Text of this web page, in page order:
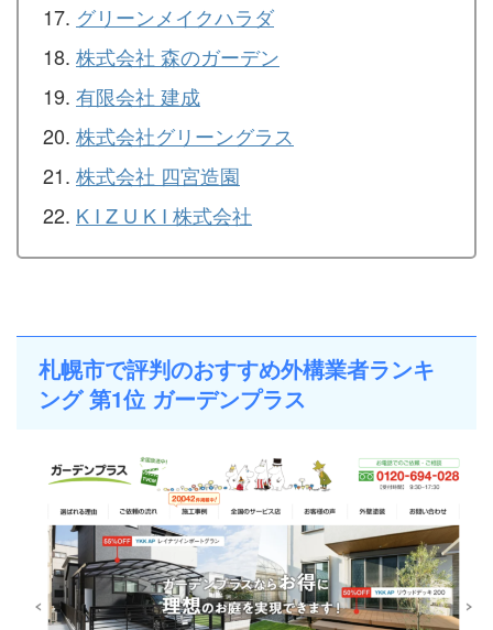
グリーンメイクハラダ
株式会社 森のガーデン
有限会社 建成
株式会社グリーングラス
株式会社 四宮造園
K I Z U K I 株式会社
札幌市で評判のおすすめ外構業者ランキ
ング 第1位 ガーデンプラス